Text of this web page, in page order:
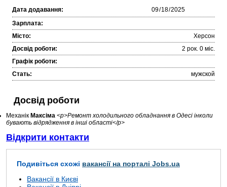
Дата додавання:
Зарплата:
Місто:
Херсон
Досвід роботи:
2 рок. 0 міc.
Графік роботи:
Стать:
мужской
Досвід роботи
Механік Максіма <p>Ремонт холодильного обладнання в Одесі інколи
бувають відрядження в інші області</p>
Відкрити контакти
Подивіться схожі вакансії на порталі Jobs.ua
Вакансії в Києві